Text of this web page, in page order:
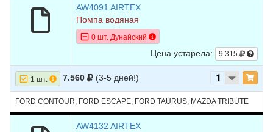
AW4091 AIRTEX
Помпа водяная
0 шт. Дунайский
Цена устарела: 9.315
1 шт. 7.560 (3-5 дней!)
FORD CONTOUR, FORD ESCAPE, FORD TAURUS, MAZDA TRIBUTE
AW4132 AIRTEX